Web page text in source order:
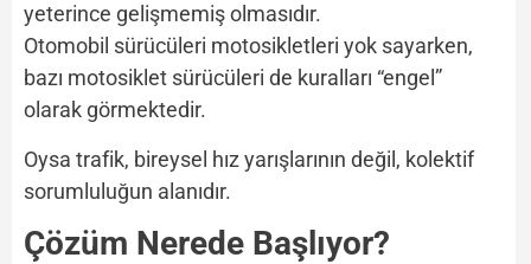
yeterince gelişmemiş olmasıdır.
Otomobil sürücüleri motosikletleri yok sayarken,
bazı motosiklet sürücüleri de kuralları “engel”
olarak görmektedir.
Oysa trafik, bireysel hız yarışlarının değil, kolektif
sorumluluğun alanıdır.
Çözüm Nerede Başlıyor?